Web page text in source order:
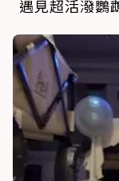
遇見超活潑鸚